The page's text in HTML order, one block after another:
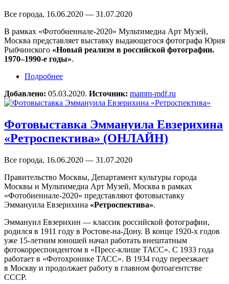
Все города, 16.06.2020 — 31.07.2020
В рамках «Фотобиеннале-2020» Мультимедиа Арт Музей,
Москва представляет выставку выдающегося фотографа Юрия
Рыбчинского «Новый реализм в российской фотографии.
1970–1990-е годы».
Подробнее
1990-е годы» (ОНЛАЙН)
Добавлено: 05.03.2020. Источник: mamm-mdf.ru
Фотовыставка Эммануила Евзерихина
«Ретроспектива» (ОНЛАЙН)
Все города, 16.06.2020 — 31.07.2020
Правительство Москвы, Департамент культуры города
Москвы и Мультимедиа Арт Музей, Москва в рамках
«Фотобиеннале-2020» представляют фотовыставку
Эммануила Евзерихина «Ретроспектива».
Эммануил Евзерихин — классик российской фотографии,
родился в 1911 году в Ростове-на-Дону. В конце 1920-х годов
уже 15-летним юношей начал работать внештатным
фотокорреспондентом в «Пресс-клише ТАСС». С 1933 года
работает в «Фотохронике ТАСС». В 1934 году переезжает
в Москву и продолжает работу в главном фотоагентстве
СССР.